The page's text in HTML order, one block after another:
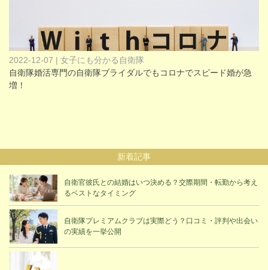
2022-12-07 | 女子にも分かる自衛隊
自衛隊婚活専門の自衛隊ブライダルでもコロナでスピード婚が急
増！
新着記事
自衛官彼氏との結婚はいつ決める？交際期間・転勤から考え
るベストなタイミング
自衛隊プレミアムクラブは実際どう？口コミ・評判や出会い
の実績を一挙公開